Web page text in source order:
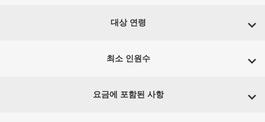
대상 연령
최소 인원수
요금에 포함된 사항